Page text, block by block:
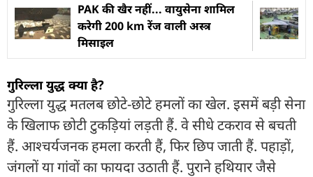
PAK की खैर नहीं... वायुसेना शामिल
करेगी 200 km रेंज वाली अस्त्र
मिसाइल
गुरिल्ला युद्ध क्या है?
गुरिल्ला युद्ध मतलब छोटे-छोटे हमलों का खेल. इसमें बड़ी सेना
के खिलाफ छोटी टुकड़ियां लड़ती हैं. वे सीधे टकराव से बचती
हैं. आश्चर्यजनक हमला करती हैं, फिर छिप जाती हैं. पहाड़ों,
जंगलों या गांवों का फायदा उठाती हैं. पुराने हथियार जैसे